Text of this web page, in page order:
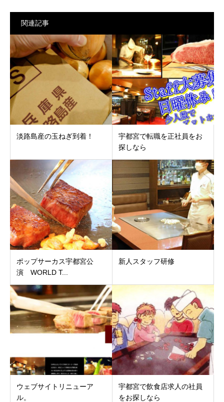
関連記事
淡路島産の玉ねぎ到着！
宇都宮で転職を正社員をお
探しなら
ポップサーカス宇都宮公
演 WORLD T...
新人スタッフ研修
ウェブサイトリニューア
ル。
宇都宮で飲食店求人の社員
をお探しなら